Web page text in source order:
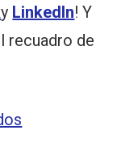
y LinkedIn! Y
recuadro de